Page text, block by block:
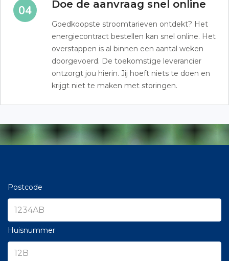
Doe de aanvraag snel online
Goedkoopste stroomtarieven ontdekt? Het
energiecontract bestellen kan snel online. Het
overstappen is al binnen een aantal weken
doorgevoerd. De toekomstige leverancier
ontzorgt jou hierin. Jij hoeft niets te doen en
krijgt niet te maken met storingen.
Postcode
Huisnummer